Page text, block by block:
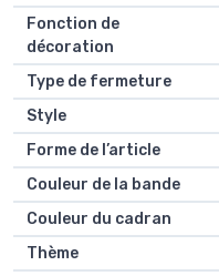
Fonction de
décoration
Type de fermeture
Style
Forme de l’article
Couleur de la bande
Couleur du cadran
Thème